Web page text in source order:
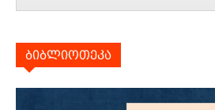
ბიბლიოთეკა